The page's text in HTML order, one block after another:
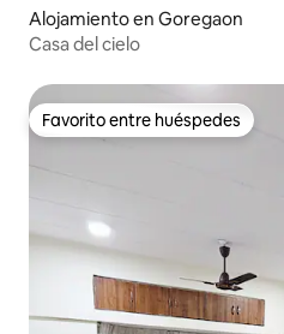
Alojamiento en Goregaon
Casa del cielo
Favorito entre huéspedes
Favorito entre huéspedes